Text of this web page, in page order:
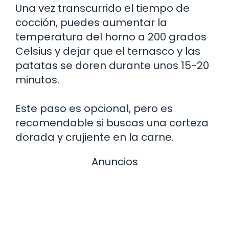
Una vez transcurrido el tiempo de
cocción, puedes aumentar la
temperatura del horno a 200 grados
Celsius y dejar que el ternasco y las
patatas se doren durante unos 15-20
minutos.
Este paso es opcional, pero es
recomendable si buscas una corteza
dorada y crujiente en la carne.
Anuncios